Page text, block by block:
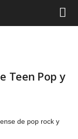
Teen Pop y
de pop rock y